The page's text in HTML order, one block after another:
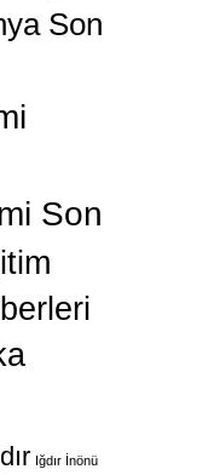
Son
Son
Iğdır İnönü